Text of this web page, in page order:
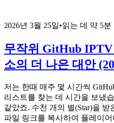
2026년 3월 25일•읽는 데 약 5분
무작위 GitHub
소의 더 나은 대안
저는 한때 매주 몇 시간씩
리스트를 찾는 데 시간을 보냈
같았죠. 수천 개의 별(Star)을
파일 링크를 복사하여 플레이